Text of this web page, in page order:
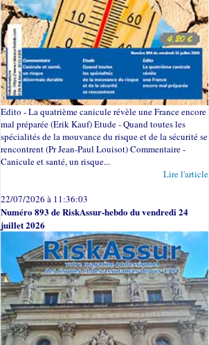
Edito - La quatrième canicule révèle une France encore
mal préparée (Erik Kauf) Etude - Quand toutes les
spécialités de la mouvance du risque et de la sécurité se
rencontrent (Pr Jean-Paul Louisot) Commentaire -
Canicule et santé, un risque...
Lire l'article
22/07/2026 à 11:36:03
Numéro 893 de RiskAssur-hebdo du vendredi 24
juillet 2026